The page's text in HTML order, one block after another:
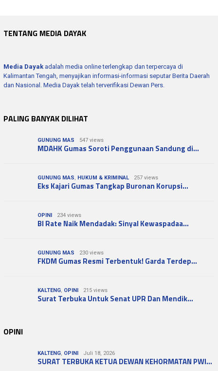
TENTANG MEDIA DAYAK
Media Dayak adalah media online terlengkap dan terpercaya di
Kalimantan Tengah, menyajikan informasi-informasi seputar Berita Daerah
dan Nasional. Media Dayak telah terverifikasi Dewan Pers.
PALING BANYAK DILIHAT
GUNUNG MAS 547 views
MDAHK Gumas Soroti Penggunaan Sandung di…
GUNUNG MAS HUKUM & KRIMINAL 257 views
Eks Kajari Gumas Tangkap Buronan Korupsi…
OPINI 234 views
BI Rate Naik Mendadak: Sinyal Kewaspadaa…
GUNUNG MAS 230 views
FKDM Gumas Resmi Terbentuk! Garda Terdep…
KALTENG OPINI 215 views
Surat Terbuka Untuk Senat UPR Dan Mendik…
OPINI
KALTENG OPINI Juli 18, 2026
SURAT TERBUKA KETUA DEWAN KEHORMATAN PWI…